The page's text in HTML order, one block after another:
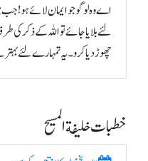
اے وہ لوگو جو ایمان لائے ہو!
لئے بلایا جائے تو اللہ کے ذکر
چھوڑ دیا کرو۔ یہ تمہارے لئے بہتر
خطبات خلیفة المسیح